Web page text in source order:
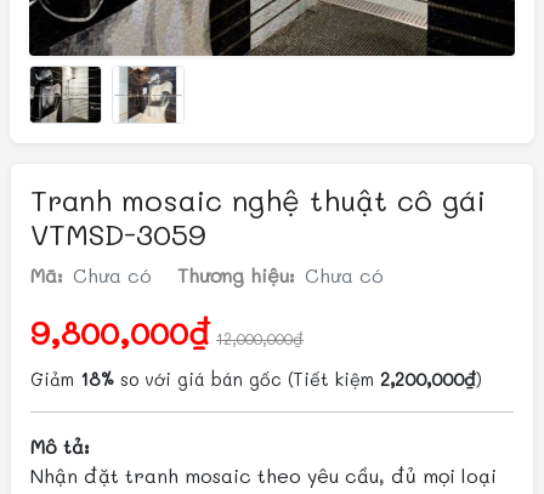
Tranh mosaic nghệ thuật cô gái
VTMSD-3059
Mã: Chưa có Thương hiệu: Chưa có
9,800,000₫ 12,000,000₫
Giảm 18% so với giá bán gốc (Tiết kiệm 2,200,000₫)
Mô tả:
Nhận đặt tranh mosaic theo yêu cầu, đủ mọi loại